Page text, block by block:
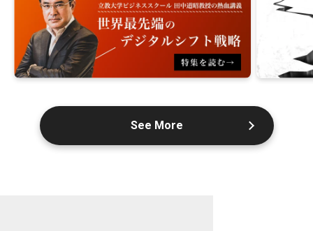
See More